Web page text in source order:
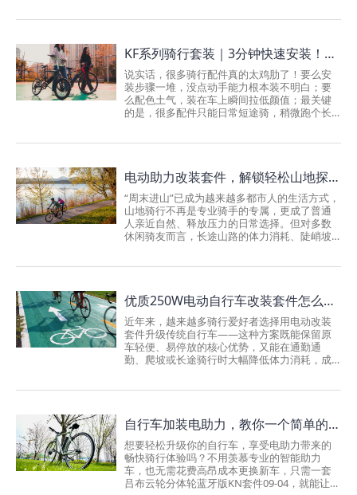
就能轻松改装，不用跑门店、不花冤枉时间。
专属黑、红、蓝三色潮流配色，颜值拉满，适
配所有车型。针对性解决长途骑行痛点，搭载AI
智能助力系统，自动适配路况发力，彻底告别
长途蹬车费力、膝盖酸痛、续航不足的问题。
短途通勤灵活省力，长途远航轻松畅骑，颜
KF系列骑行套装｜3分钟快速安装！通勤、长途骑行全能拿捏
说实话，很多骑行配件真的太鸡肋了！要么安
装步骤一堆，没点动手能力根本装不明白；要
么配色土气，装在车上瞬间拉低颜值；最关键
的是，很多配件只能日常短途骑，稍微跑个长
雷！零难度装机！3分钟徒手搞定最打动我的一
点就是：它真的太好装了！市面上大部分骑行
电机、电池套装，安装又要工具又要看教程，
折腾大半天都装不对。而KF系列完全是懒人专
属，整机结构做了高度集成优化，精简了所有
多余的零部件，不用专业工具，也不用懂专业
电动助力改装套件，解锁轻松山地探险——吕布KH系列实测体验
“周末进山”已成为越来越多都市人的生活方式，
山地骑行不再是专业骑手的专属，更成了普通
人亲近自然、释放压力的日常选择。但对多数
休闲骑友而言，长途山路的体力消耗、陡峭坡
赋能，让旅途更远、骑行更省力，自由感也更
足。在众多改装方案中，吕布（Lvbu）KH系列
电动助力改装套件尤为适配户外山地场景。凭
借强劲的动力输出、超长续航能力与智能操控
系统，KH系列为荒野山路骑行提供专业级支
撑。无论你是想轻松开启探险的新手，还是追
优质250W电动自行车改装套件怎么选？国内骑友高频问题全解答（附吕布云轮KN20S实测）
近年来，越来越多骑行爱好者选择用电动改装
套件升级传统自行车——这种方案既能保留原
车轻便、易停放的核心优势，又能在通勤通
勤、爬坡或长途骑行时大幅降低体力消耗，成
装套件的实测数据，梳理国内骑友最关心的5大
问题，给出贴合国内市场的实用解答。一、核
心问题解答（适配国内法规与骑行场景）1.
250W电动自行车改装套件在国内合法吗？? 合
法核心条件： 根据《电动自行车安全技术规
范》（GB17761-2018）及各地管理细则，合规
自行车加装电助力，教你一个简单的方法
想要轻松升级你的自行车，享受电助力带来的
畅快骑行体验吗？不用羡慕专业的智能助力
车，也无需花费高昂成本更换新车，只需一套
吕布云轮分体轮蓝牙版KN套件09-04，就能让你